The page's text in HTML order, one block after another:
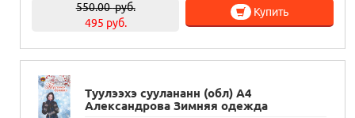
550.00руб.
495 руб.
Купить
Туулээхэ суулананн (обл) А4
Александрова Зимняя одежда